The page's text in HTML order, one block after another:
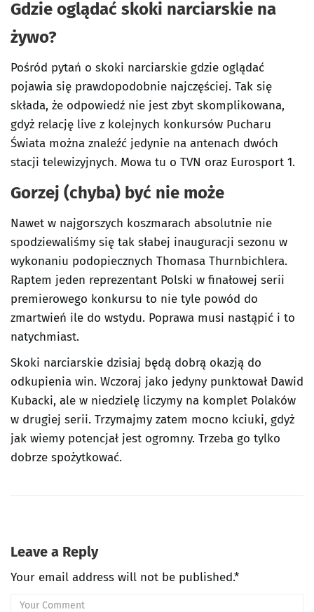
Gdzie oglądać skoki narciarskie na
żywo?
Pośród pytań o skoki narciarskie gdzie oglądać
pojawia się prawdopodobnie najczęściej. Tak się
składa, że odpowiedź nie jest zbyt skomplikowana,
gdyż relację live z kolejnych konkursów Pucharu
Świata można znaleźć jedynie na antenach dwóch
stacji telewizyjnych. Mowa tu o TVN oraz Eurosport 1.
Gorzej (chyba) być nie może
Nawet w najgorszych koszmarach absolutnie nie
spodziewaliśmy się tak słabej inauguracji sezonu w
wykonaniu podopiecznych Thomasa Thurnbichlera.
Raptem jeden reprezentant Polski w finałowej serii
premierowego konkursu to nie tyle powód do
zmartwień ile do wstydu. Poprawa musi nastąpić i to
natychmiast.
Skoki narciarskie dzisiaj będą dobrą okazją do
odkupienia win. Wczoraj jako jedyny punktował Dawid
Kubacki, ale w niedzielę liczymy na komplet Polaków
w drugiej serii. Trzymajmy zatem mocno kciuki, gdyż
jak wiemy potencjał jest ogromny. Trzeba go tylko
dobrze spożytkować.
Leave a Reply
Your email address will not be published.*